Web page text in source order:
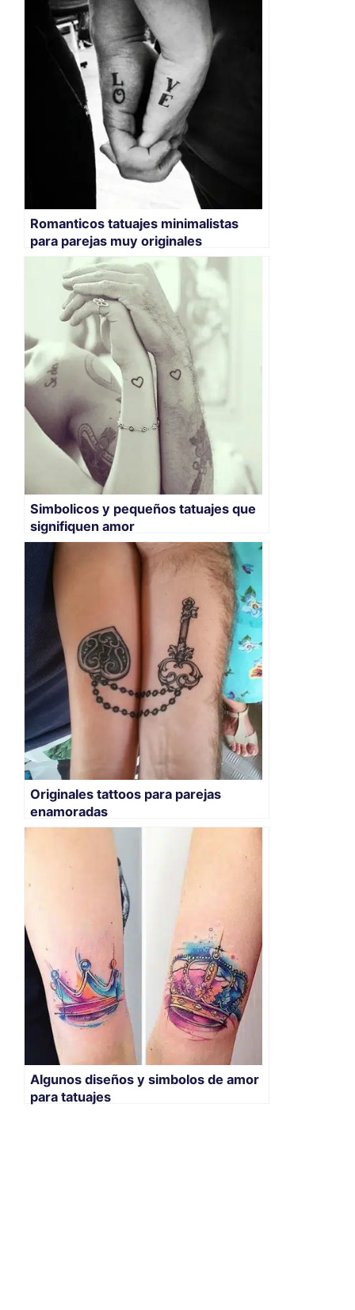
Romanticos tatuajes minimalistas
para parejas muy originales
Simbolicos y pequeños tatuajes que
signifiquen amor
Originales tattoos para parejas
enamoradas
Algunos diseños y simbolos de amor
para tatuajes